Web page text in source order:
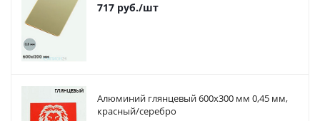
717 руб./шт
Алюминий глянцевый 600х300 мм 0,45 мм,
красный/серебро